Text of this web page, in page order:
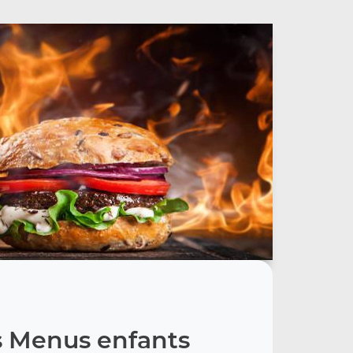
Menus enfants